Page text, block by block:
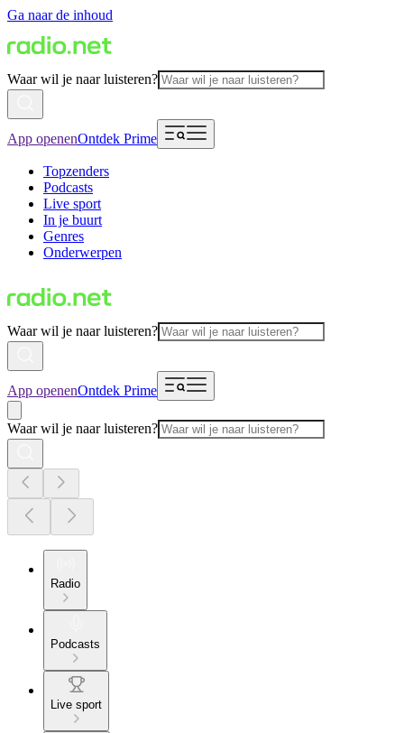
Ga naar de inhoud
Waar wil je naar luisteren?
App openenOntdek Prime
Topzenders
Podcasts
Live sport
In je buurt
Genres
Onderwerpen
Waar wil je naar luisteren?
App openenOntdek Prime
Waar wil je naar luisteren?
Radio
Podcasts
Live sport